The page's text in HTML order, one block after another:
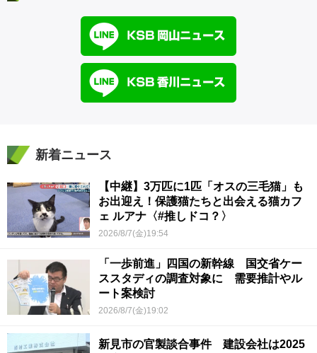
新着ニュース
【中継】3万匹に1匹「オスの三毛猫」も
お出迎え！保護猫たちと出会える猫カフ
ェ ルアナ〈#推しドコ？〉
2026/8/7(金)19:54
「一歩前進」四国の新幹線 国交省ケー
ススタディの調査対象に 需要推計やル
ート案検討
2026/8/7(金)19:02
新見市の官製談合事件 建設会社は2025